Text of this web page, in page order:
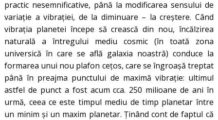
practic nesemnificative, până la modificarea sensului de
variație a vibrației, de la diminuare – la creștere. Când
vibrația planetei începe să crească din nou, încălzirea
naturală a întregului mediu cosmic (în toată zona
universică în care se află galaxia noastră) conduce la
formarea unui nou plafon cețos, care se îngroașă treptat
până în preajma punctului de maximă vibrație: ultimul
astfel de punct a fost acum cca. 250 milioane de ani în
urmă, ceea ce este timpul mediu de timp planetar între
un minim și un maxim planetar. Ținând cont de faptul că